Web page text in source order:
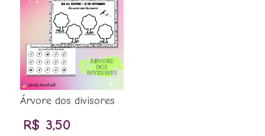
Árvore dos divisores
R$ 3,50